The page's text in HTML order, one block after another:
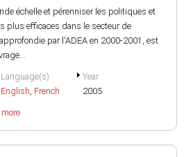
échelle et pérenniser les politiques et
plus efficaces dans le secteur de
par l'ADEA en 2000-2001, est
Language(s)
English, French
Year
2005
more